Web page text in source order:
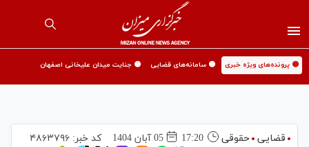
🟡 پرونده‌های ویژه خبری 🟡 سامانه‌های قضایی 🟡 جنایت میدان علیخانی اصفهان
قضایی حقوقی 17:20 05 آبان 1404 کد خبر: ۴۸۶۳۷۹۶